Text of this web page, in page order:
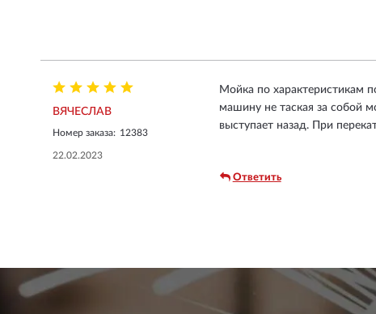
ВЯЧЕСЛАВ
Номер заказа: 12383
22.02.2023
Мойка по характеристикам
машину не таская за собой
выступает назад. При
Ответить